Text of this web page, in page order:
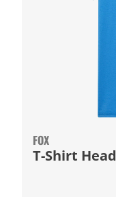
FOX
T-Shirt Head